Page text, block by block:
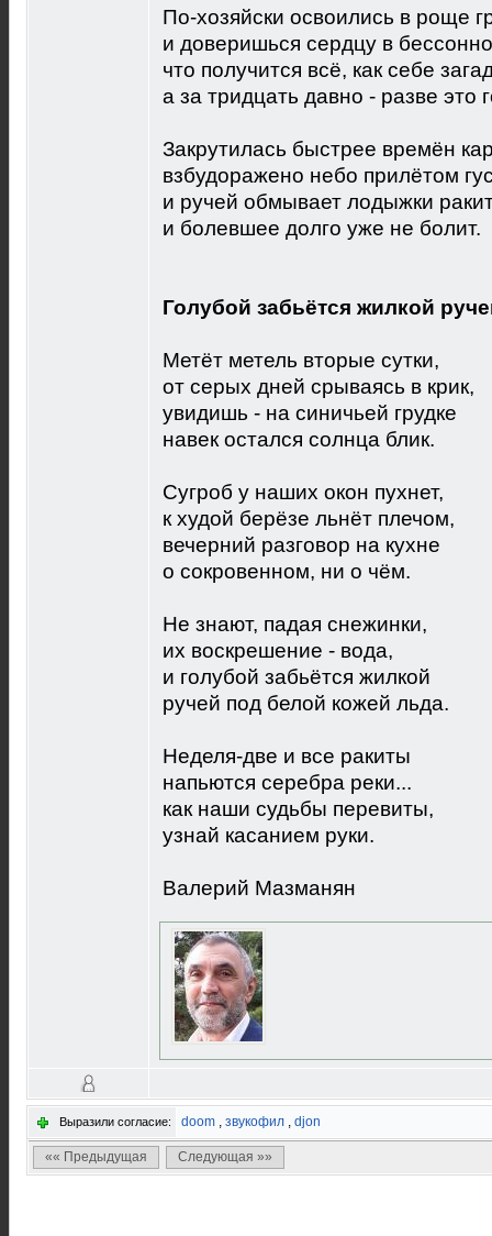
По-хозяйски освоились в роще
и доверишься сердцу в
что получится всё, как себе
а за тридцать давно - разве это
Закрутилась быстрее времён
взбудоражено небо прилётом
и ручей обмывает лодыжки
и болевшее долго уже не болит.
Голубой забьётся жилкой
Метёт метель вторые сутки,
от серых дней срываясь в крик,
увидишь - на синичьей грудке
навек остался солнца блик.
Сугроб у наших окон пухнет,
к худой берёзе льнёт плечом,
вечерний разговор на кухне
о сокровенном, ни о чём.
Не знают, падая снежинки,
их воскрешение - вода,
и голубой забьётся жилкой
ручей под белой кожей льда.
Неделя-две и все ракиты
напьются серебра реки...
как наши судьбы перевиты,
узнай касанием руки.
Валерий Мазманян
Выразили согласие: doom , звукофил , djon
«« Предыдущая Следующая »»